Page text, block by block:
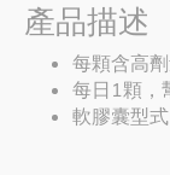
產品描述
每顆含高
每日1顆，
軟膠囊型式